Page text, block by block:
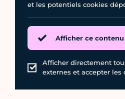
et les potentiels cookies
Afficher ce contenu
Afficher directement
externes et accepter les